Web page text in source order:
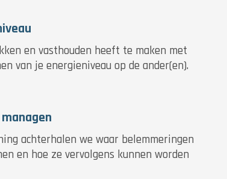
en vasthouden heeft te maken met
van je energieniveau op de ander(en).
achterhalen we waar belemmeringen
en hoe ze vervolgens kunnen worden